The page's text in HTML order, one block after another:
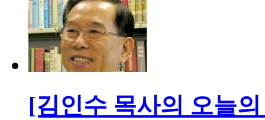
[김인수 목사의 오늘